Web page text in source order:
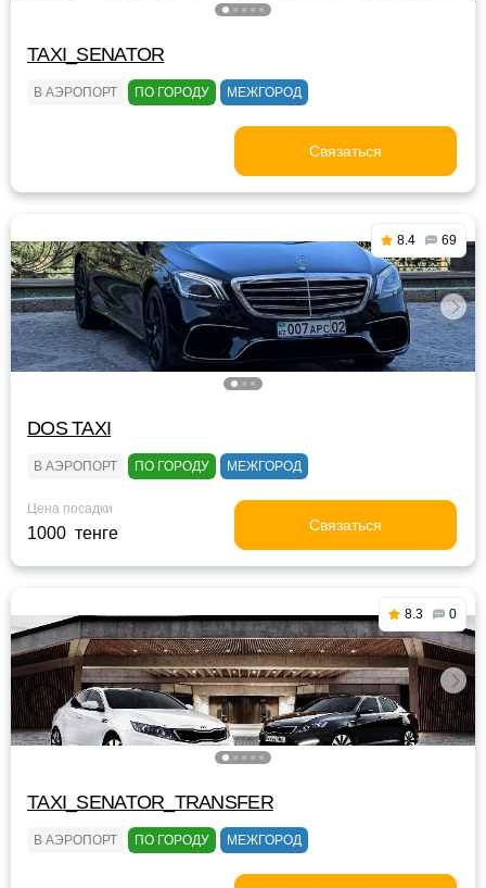
TAXI_SENATOR
В АЭРОПОРТ ПО ГОРОДУ МЕЖГОРОД
Связаться
8.4 69
DOS TAXI
В АЭРОПОРТ ПО ГОРОДУ МЕЖГОРОД
Цена посадки
1000 тенге Связаться
8.3 0
TAXI_SENATOR_TRANSFER
В АЭРОПОРТ ПО ГОРОДУ МЕЖГОРОД